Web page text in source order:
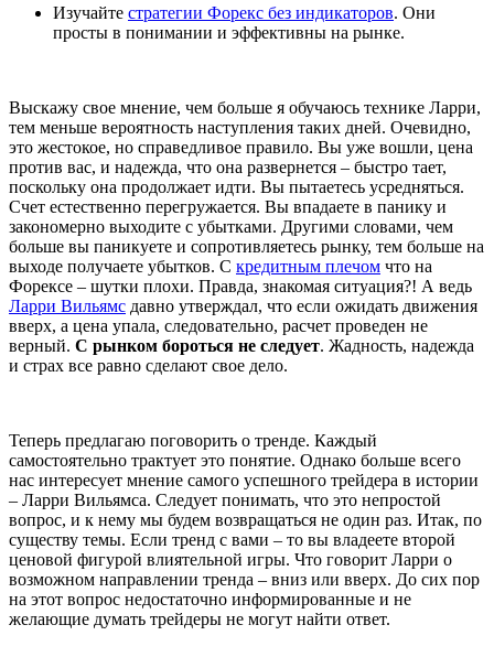
Изучайте стратегии Форекс без индикаторов. Они
просты в понимании и эффективны на рынке.
Выскажу свое мнение, чем больше я обучаюсь технике Ларри,
тем меньше вероятность наступления таких дней. Очевидно,
это жестокое, но справедливое правило. Вы уже вошли, цена
против вас, и надежда, что она развернется – быстро тает,
поскольку она продолжает идти. Вы пытаетесь усредняться.
Счет естественно перегружается. Вы впадаете в панику и
закономерно выходите с убытками. Другими словами, чем
больше вы паникуете и сопротивляетесь рынку, тем больше на
выходе получаете убытков. С кредитным плечом что на
Форексе – шутки плохи. Правда, знакомая ситуация?! А ведь
Ларри Вильямс давно утверждал, что если ожидать движения
вверх, а цена упала, следовательно, расчет проведен не
верный. С рынком бороться не следует. Жадность, надежда
и страх все равно сделают свое дело.
Теперь предлагаю поговорить о тренде. Каждый
самостоятельно трактует это понятие. Однако больше всего
нас интересует мнение самого успешного трейдера в истории
– Ларри Вильямса. Следует понимать, что это непростой
вопрос, и к нему мы будем возвращаться не один раз. Итак, по
существу темы. Если тренд с вами – то вы владеете второй
ценовой фигурой влиятельной игры. Что говорит Ларри о
возможном направлении тренда – вниз или вверх. До сих пор
на этот вопрос недостаточно информированные и не
желающие думать трейдеры не могут найти ответ.